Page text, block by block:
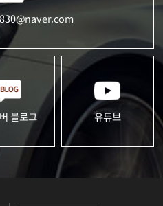
블로그 유튜브